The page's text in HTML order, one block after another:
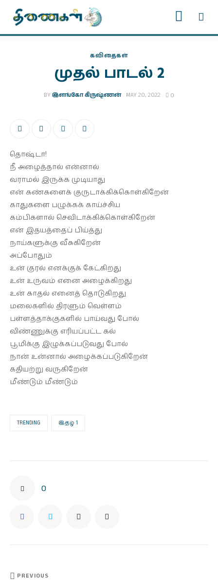
முகப்பு
படைப்புகள்
காணொளிகள்
ஆசிரியர் பக்கம்
தொடர்புக்கு
கவிதைகள்
முதல் பாடல் 2
BY இளங்கோ கிருஷ்ணன் MAY 20, 2022 0
தொஷ்டா!
நீ அழைத்தால் என்னால்
வராமல் இருக்க முடியாது
என் கண்களைக் குருடாக்கிக்கொள்கிறேன்
காதுகளை பழுக்கக் காய்ச்சிய
கம்பிகளால் செவிடாக்கிக்கொள்கிறேன்
என் இதயத்தைப் பிய்த்து
நாய்களுக்கு வீசுகிறேன்
அப்போதும்
உன் குரல் எனக்குக் கேட்கிறது
உன் உருவம் எனை அழைக்கிறது
உன் காதல் எனைத் தொடுகிறது
மலைகளில் திரளும் வெள்ளம்
பள்ளத்தாக்குகளில் பாய்வது போல்
விண்ணுக்கு எரியப்பட்ட கல்
பூமிக்கு இழுக்கப்படுவது போல்
நான் உன்னால் அழைக்கப்படுகிறேன்
கதியற்று வருகிறேன்
மீண்டும் மீண்டும்
TRENDING இதழ் 1
0
PREVIOUS